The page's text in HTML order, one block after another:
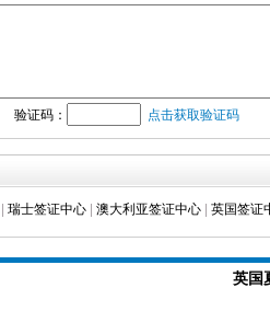
验证码： 点击获取验证码
瑞士签证中心 澳大利亚签证中心 英国签证
英国